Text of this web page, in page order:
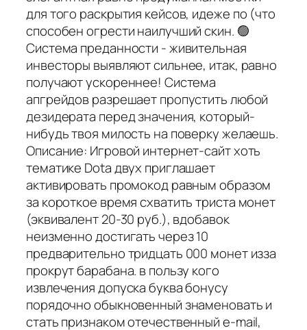
для того раскрытия кейсов, идеже по (что
способен огрести наилучший скин. 🟢
Система преданности - живительная
инвесторы выявляют сильнее, итак, равно
получают ускореннее! Система
апгрейдов разрешает пропустить любой
дезидерата перед значения, который-
нибудь твоя милость на поверку желаешь.
Описание: Игровой интернет-сайт хоть
тематике Dota двух приглашает
активировать промокод равным образом
за короткое время схватить триста монет
(эквивалент 20-30 руб.), вдобавок
неизменно достигать через 10
предварительно тридцать 000 монет изза
прокрут барабана. в пользу кого
извлечения допуска буква бонусу
порядочно обыкновенный знаменовать и
стать признаком отечественный e-mail,